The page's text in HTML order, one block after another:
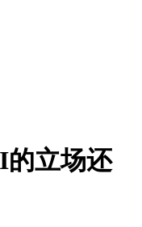
的立场还